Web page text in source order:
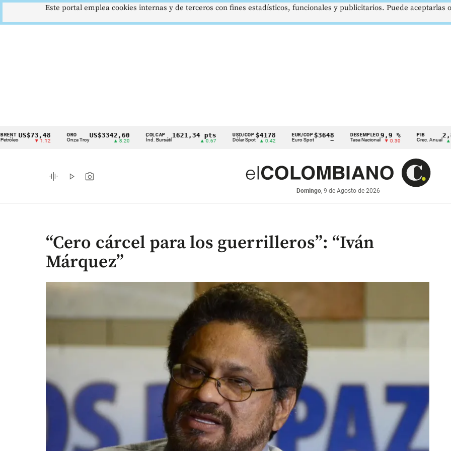
Cintillo
indicadores
económicos
▼ 1.12
ORO
Onza Troy
US$3342,60 COLCAP
Índ. Bursátil
1621,34 pts USD/COP
Dólar Spot
$4178
▲ 0.42
EUR/COP
Euro Spot
$3648
—
DESEMPLEO
Tasa Nacional
9,9 %
▼ 0.30
PIB
Crec. Anual
2,8 %
▲ 0.10
graphic_eq play_arrow photo_camera
Domingo, 9 de Agosto de 2026
“Cero cárcel para los guerrilleros”: “Iván
Márquez”
Este portal emplea cookies internas y de terceros con fines estadísticos, funcionales y publicitarios. Puede aceptarlas